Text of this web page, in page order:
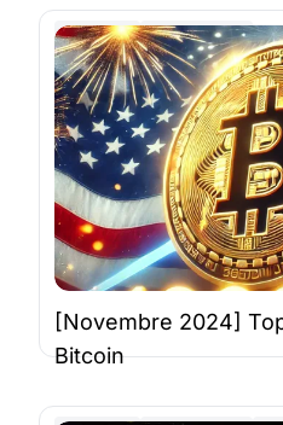
Bitcoin
StackinSat
6 déc. 2024 |2 minutes
[Novembre 2024]
Bitcoin